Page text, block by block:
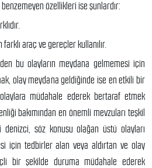
özellikleri ise şunlardır:
araç ve gereçler kullanılır.
bu olayların meydana gelmemesi için
olay meydana geldiğinde ise en etkili bir
müdahale ederek bertaraf etmek
bakımından en önemli mevzuları teşkil
söz konusu olağan üstü olayları
için tedbirler alan veya aldırtan ve olay
bir şekilde duruma müdahale ederek